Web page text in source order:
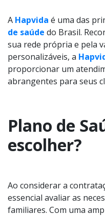
A Hapvida é uma das
de saúde do Brasil.
sua rede própria e pela
personalizáveis, a
proporcionar um
abrangentes para seus
Plano de
escolher?
Ao considerar a
essencial avaliar as
familiares. Com uma